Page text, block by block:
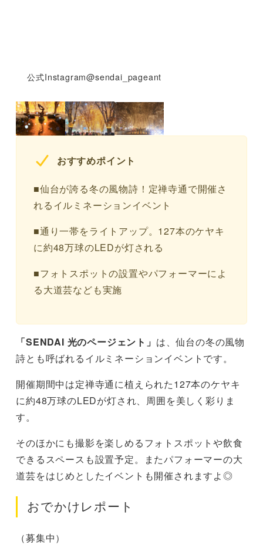
公式Instagram@sendai_pageant
おすすめポイント
■仙台が誇る冬の風物詩！定禅寺通で開催さ
れるイルミネーションイベント
■通り一帯をライトアップ。127本のケヤキ
に約48万球のLEDが灯される
■フォトスポットの設置やパフォーマーによ
る大道芸なども実施
「SENDAI 光のページェント」 は、仙台の冬の風物
詩とも呼ばれるイルミネーションイベントです。
開催期間中は定禅寺通に植えられた127本のケヤキ
に約48万球のLEDが灯され、周囲を美しく彩りま
す。
そのほかにも撮影を楽しめるフォトスポットや飲食
できるスペースも設置予定。またパフォーマーの大
道芸をはじめとしたイベントも開催されますよ◎
おでかけレポート
（募集中）